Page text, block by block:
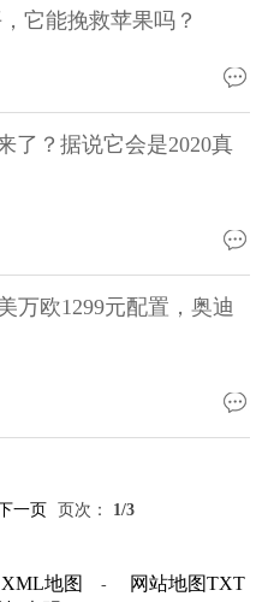
它能挽救苹果吗？
了？据说它会是2020真
万欧1299元配置，奥迪
一页 页次： 1/3
XML地图 - 网站地图TXT